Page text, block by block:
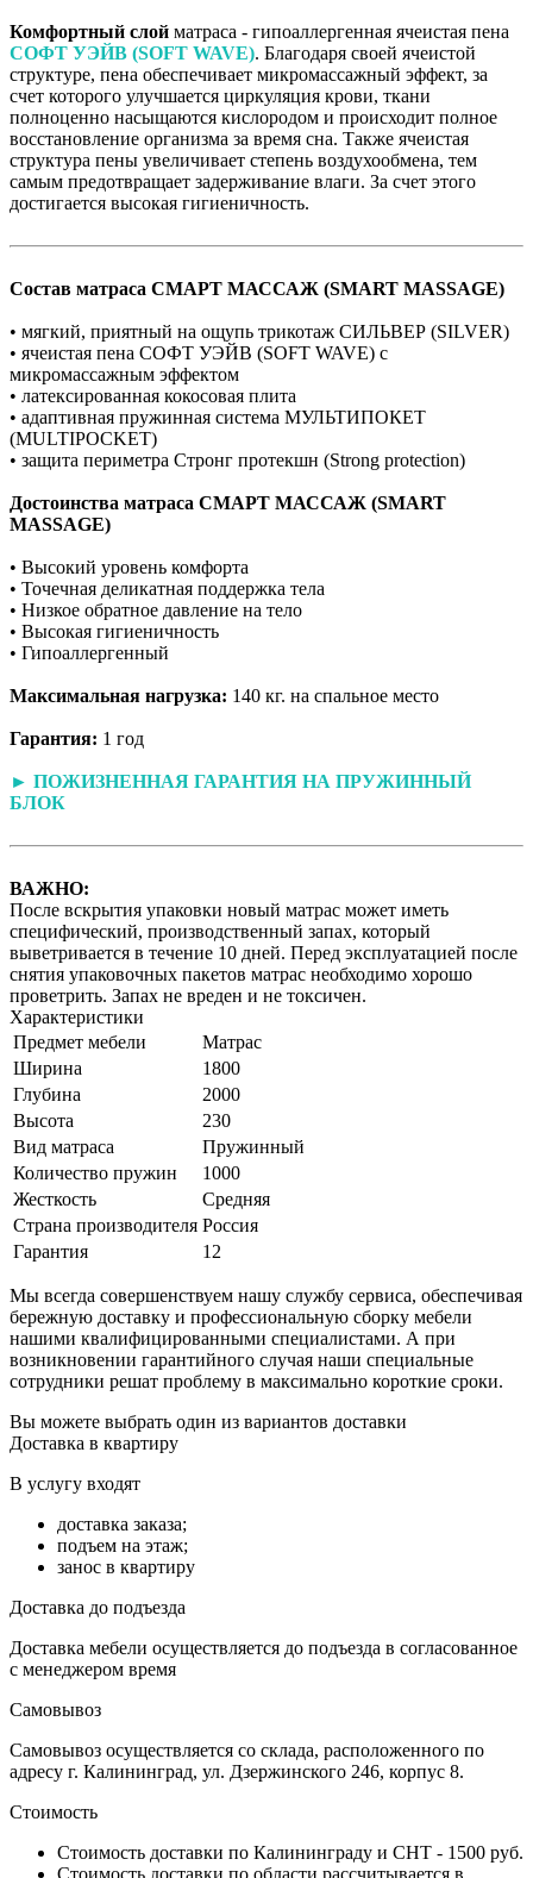
Комфортный слой матраса - гипоаллергенная ячеистая пена
СОФТ УЭЙВ (SOFT WAVE). Благодаря своей ячеистой
структуре, пена обеспечивает микромассажный эффект, за
счет которого улучшается циркуляция крови, ткани
полноценно насыщаются кислородом и происходит полное
восстановление организма за время сна. Также ячеистая
структура пены увеличивает степень воздухообмена, тем
самым предотвращает задерживание влаги. За счет этого
достигается высокая гигиеничность.
Состав матраса СМАРТ МАССАЖ (SMART MASSAGE)
• мягкий, приятный на ощупь трикотаж СИЛЬВЕР (SILVER)
• ячеистая пена СОФТ УЭЙВ (SOFT WAVE) с
микромассажным эффектом
• латексированная кокосовая плита
• адаптивная пружинная система МУЛЬТИПОКЕТ
(MULTIPOCKET)
• защита периметра Стронг протекшн (Strong protection)
Достоинства матраса СМАРТ МАССАЖ (SMART
MASSAGE)
• Высокий уровень комфорта
• Точечная деликатная поддержка тела
• Низкое обратное давление на тело
• Высокая гигиеничность
• Гипоаллергенный
Максимальная нагрузка: 140 кг. на спальное место
Гарантия: 1 год
► ПОЖИЗНЕННАЯ ГАРАНТИЯ НА ПРУЖИННЫЙ
БЛОК
ВАЖНО:
После вскрытия упаковки новый матрас может иметь
специфический, производственный запах, который
выветривается в течение 10 дней. Перед эксплуатацией после
снятия упаковочных пакетов матрас необходимо хорошо
проветрить. Запах не вреден и не токсичен.
Характеристики
Предмет мебели
Матрас
Ширина
1800
Глубина
2000
Высота
230
Вид матраса
Пружинный
Количество пружин
1000
Жесткость
Средняя
Страна производителя Россия
Гарантия
12
Мы всегда совершенствуем нашу службу сервиса, обеспечивая
бережную доставку и профессиональную сборку мебели
нашими квалифицированными специалистами. А при
возникновении гарантийного случая наши специальные
сотрудники решат проблему в максимально короткие сроки.
Вы можете выбрать один из вариантов доставки
Доставка в квартиру
В услугу входят
доставка заказа;
подъем на этаж;
занос в квартиру
Доставка до подъезда
Доставка мебели осуществляется до подъезда в согласованное
с менеджером время
Самовывоз
Самовывоз осуществляется со склада, расположенного по
адресу г. Калининград, ул. Дзержинского 246, корпус 8.
Стоимость
Стоимость доставки по Калининграду и СНТ - 1500 руб.
Стоимость доставки по области рассчитывается в